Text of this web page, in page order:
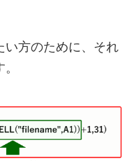
い方のために、それ